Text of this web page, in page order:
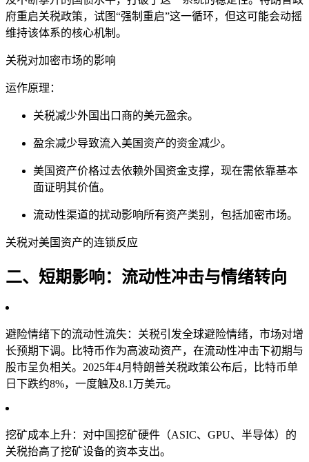
府重启关税政策，试图“强制重启”这一循环，但这可能会动摇
维持该体系的核心机制。
关税对加密市场的影响
运作原理：
关税减少外国出口商的美元盈余。
盈余减少导致流入美国资产的资金减少。
美国资产价格过去依赖外国资金支撑，现在需依靠基本
面证明其价值。
流动性渠道的扰动影响所有资产类别，包括加密市场。
关税对美国资产的连锁反应
二、短期影响：流动性冲击与情绪转向
避险情绪下的流动性流失：关税引发全球避险情绪，市场对增
长预期下调。比特币作为高波动资产，在流动性冲击下初期与
股市呈负相关。2025年4月特朗普关税政策公布后，比特币单
日下跌约8%，一度触及8.1万美元。
挖矿成本上升：对中国挖矿硬件（ASIC、GPU、半导体）的
关税抬高了挖矿设备的资本支出。